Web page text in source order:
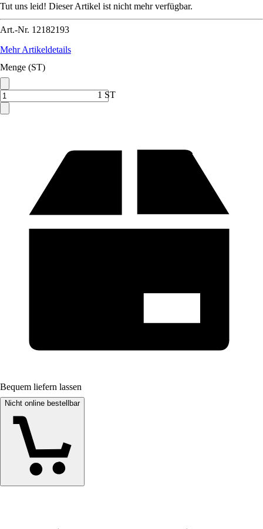
Tut uns leid! Dieser Artikel ist nicht mehr verfügbar.
Art.-Nr. 12182193
Mehr Artikeldetails
Menge (ST)
1 ST
Bequem liefern lassen
Nicht online bestellbar